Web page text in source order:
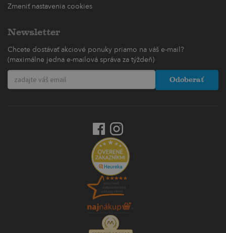
Zmeniť nastavenia cookies
Newsletter
Chcete dostávať akciové ponuky priamo na váš e-mail?
(maximálne jedna e-mailová správa za týždeň)
Odoberať